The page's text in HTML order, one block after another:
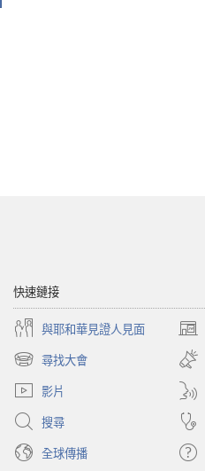
快速鏈接
與耶和華見證人見面
（開
啟
新
視
窗）
尋找大會
（開
啟
新
視
窗）
影片
搜尋
全球傳播